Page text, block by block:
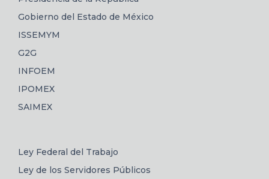
Gobierno del Estado de México
ISSEMYM
G2G
INFOEM
IPOMEX
SAIMEX
Ley Federal del Trabajo
Ley de los Servidores Públicos